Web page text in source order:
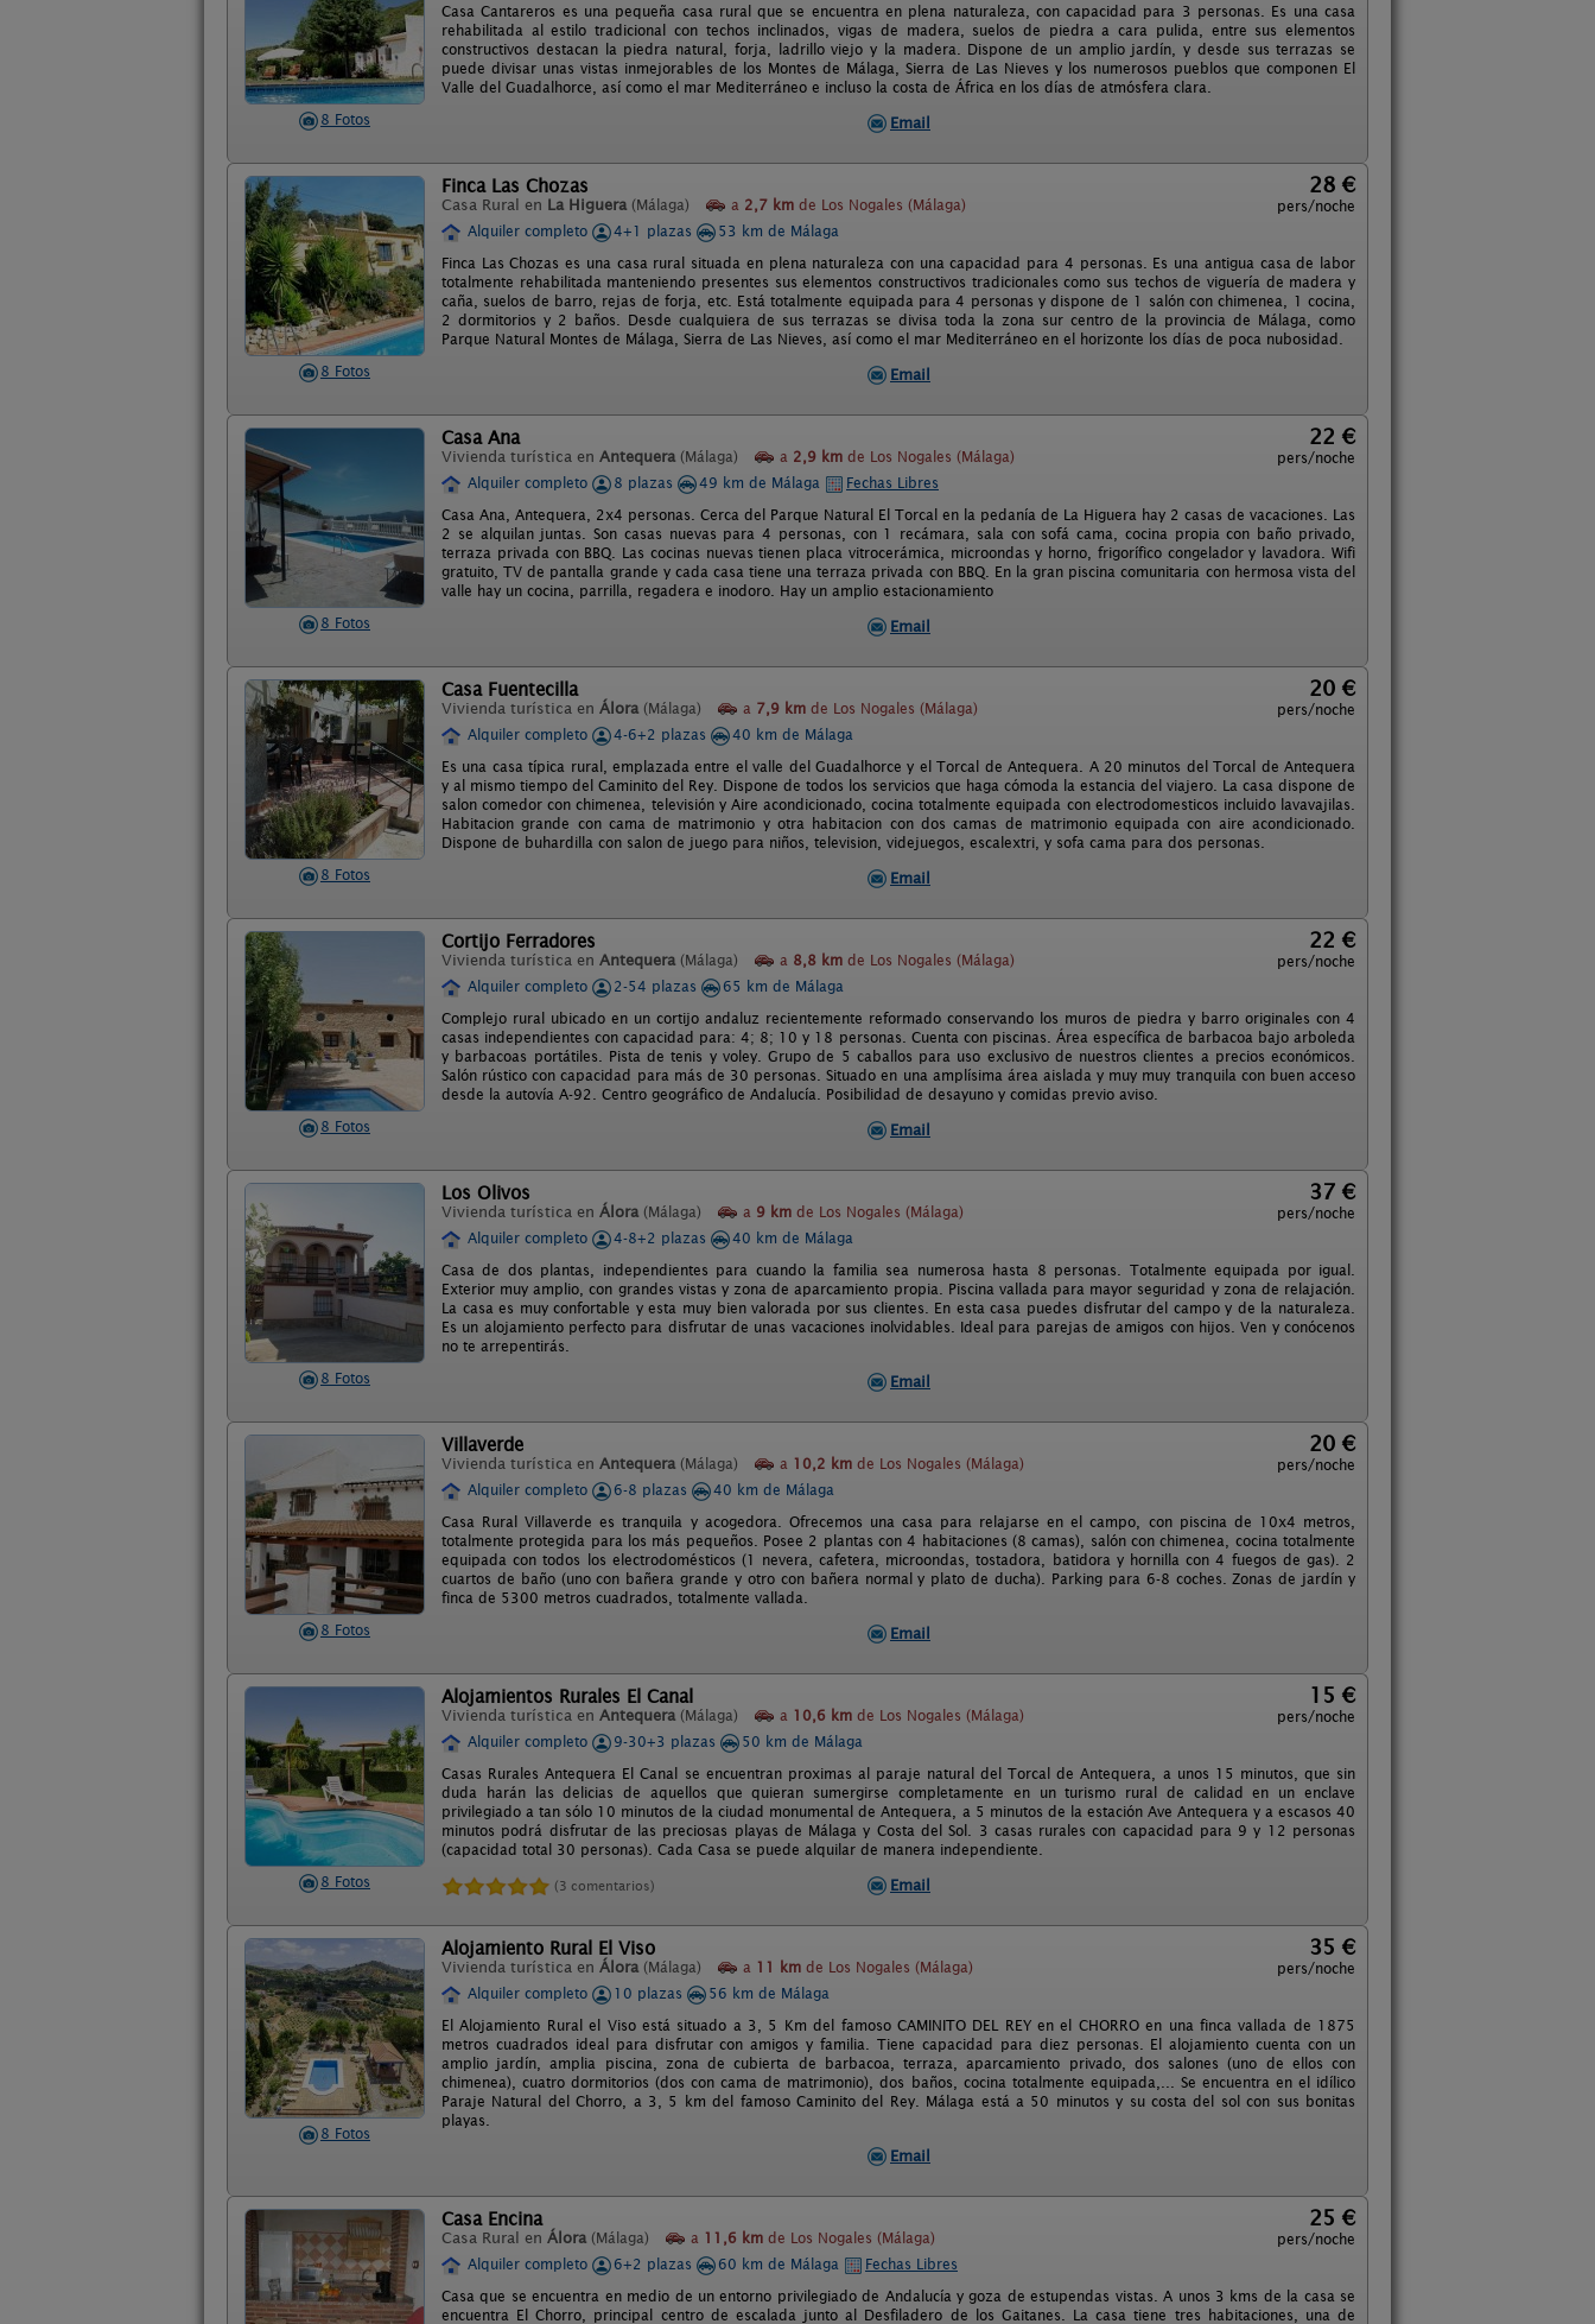
8 Fotos
Casa Cantareros es una pequeña casa rural que se encuentra en plena naturaleza, con capacidad para 3 personas. Es una casa
rehabilitada al estilo tradicional con techos inclinados, vigas de madera, suelos de piedra a cara pulida, entre sus elementos
constructivos destacan la piedra natural, forja, ladrillo viejo y la madera. Dispone de un amplio jardín, y desde sus terrazas se
puede divisar unas vistas inmejorables de los Montes de Málaga, Sierra de Las Nieves y los numerosos pueblos que componen El
Valle del Guadalhorce, así como el mar Mediterráneo e incluso la costa de África en los días de atmósfera clara.
Email
8 Fotos
Finca Las Chozas
Casa Rural en La Higuera (Málaga) a 2,7 km de Los Nogales (Málaga)
28 €
pers/noche
Alquiler completo
4+1 plazas
53 km de Málaga
Finca Las Chozas es una casa rural situada en plena naturaleza con una capacidad para 4 personas. Es una antigua casa de labor
totalmente rehabilitada manteniendo presentes sus elementos constructivos tradicionales como sus techos de viguería de madera y
caña, suelos de barro, rejas de forja, etc. Está totalmente equipada para 4 personas y dispone de 1 salón con chimenea, 1 cocina,
2 dormitorios y 2 baños. Desde cualquiera de sus terrazas se divisa toda la zona sur centro de la provincia de Málaga, como
Parque Natural Montes de Málaga, Sierra de Las Nieves, así como el mar Mediterráneo en el horizonte los días de poca nubosidad.
Email
8 Fotos
Casa Ana
Vivienda turística en Antequera (Málaga) a 2,9 km de Los Nogales (Málaga)
22 €
pers/noche
Alquiler completo
8 plazas 49 km de Málaga
Fechas Libres
Casa Ana, Antequera, 2x4 personas. Cerca del Parque Natural El Torcal en la pedanía de La Higuera hay 2 casas de vacaciones. Las
2 se alquilan juntas. Son casas nuevas para 4 personas, con 1 recámara, sala con sofá cama, cocina propia con baño privado,
terraza privada con BBQ. Las cocinas nuevas tienen placa vitrocerámica, microondas y horno, frigorífico congelador y lavadora. Wifi
gratuito, TV de pantalla grande y cada casa tiene una terraza privada con BBQ. En la gran piscina comunitaria con hermosa vista del
valle hay un cocina, parrilla, regadera e inodoro. Hay un amplio estacionamiento
Email
8 Fotos
Casa Fuentecilla
Vivienda turística en Álora (Málaga) a 7,9 km de Los Nogales (Málaga)
20 €
pers/noche
Alquiler completo
4-6+2 plazas
40 km de Málaga
Es una casa típica rural, emplazada entre el valle del Guadalhorce y el Torcal de Antequera. A 20 minutos del Torcal de Antequera
y al mismo tiempo del Caminito del Rey. Dispone de todos los servicios que haga cómoda la estancia del viajero. La casa dispone de
salon comedor con chimenea, televisión y Aire acondicionado, cocina totalmente equipada con electrodomesticos incluido lavavajilas.
Habitacion grande con cama de matrimonio y otra habitacion con dos camas de matrimonio equipada con aire acondicionado.
Dispone de buhardilla con salon de juego para niños, television, videjuegos, escalextri, y sofa cama para dos personas.
Email
8 Fotos
Cortijo Ferradores
Vivienda turística en Antequera (Málaga) a 8,8 km de Los Nogales (Málaga)
22 €
pers/noche
Alquiler completo
2-54 plazas
65 km de Málaga
Complejo rural ubicado en un cortijo andaluz recientemente reformado conservando los muros de piedra y barro originales con 4
casas independientes con capacidad para: 4; 8; 10 y 18 personas. Cuenta con piscinas. Área específica de barbacoa bajo arboleda
y barbacoas portátiles. Pista de tenis y voley. Grupo de 5 caballos para uso exclusivo de nuestros clientes a precios económicos.
Salón rústico con capacidad para más de 30 personas. Situado en una amplísima área aislada y muy muy tranquila con buen acceso
desde la autovía A-92. Centro geográfico de Andalucía. Posibilidad de desayuno y comidas previo aviso.
Email
8 Fotos
Los Olivos
Vivienda turística en Álora (Málaga) a 9 km de Los Nogales (Málaga)
37 €
pers/noche
Alquiler completo
4-8+2 plazas
40 km de Málaga
Casa de dos plantas, independientes para cuando la familia sea numerosa hasta 8 personas. Totalmente equipada por igual.
Exterior muy amplio, con grandes vistas y zona de aparcamiento propia. Piscina vallada para mayor seguridad y zona de relajación.
La casa es muy confortable y esta muy bien valorada por sus clientes. En esta casa puedes disfrutar del campo y de la naturaleza.
Es un alojamiento perfecto para disfrutar de unas vacaciones inolvidables. Ideal para parejas de amigos con hijos. Ven y conócenos
no te arrepentirás.
Email
8 Fotos
Villaverde
Vivienda turística en Antequera (Málaga) a 10,2 km de Los Nogales (Málaga)
20 €
pers/noche
Alquiler completo
6-8 plazas
40 km de Málaga
Casa Rural Villaverde es tranquila y acogedora. Ofrecemos una casa para relajarse en el campo, con piscina de 10x4 metros,
totalmente protegida para los más pequeños. Posee 2 plantas con 4 habitaciones (8 camas), salón con chimenea, cocina totalmente
equipada con todos los electrodomésticos (1 nevera, cafetera, microondas, tostadora, batidora y hornilla con 4 fuegos de gas). 2
cuartos de baño (uno con bañera grande y otro con bañera normal y plato de ducha). Parking para 6-8 coches. Zonas de jardín y
finca de 5300 metros cuadrados, totalmente vallada.
Email
8 Fotos
Alojamientos Rurales El Canal
Vivienda turística en Antequera (Málaga) a 10,6 km de Los Nogales (Málaga)
15 €
pers/noche
Alquiler completo
9-30+3 plazas
50 km de Málaga
Casas Rurales Antequera El Canal se encuentran proximas al paraje natural del Torcal de Antequera, a unos 15 minutos, que sin
duda harán las delicias de aquellos que quieran sumergirse completamente en un turismo rural de calidad en un enclave
privilegiado a tan sólo 10 minutos de la ciudad monumental de Antequera, a 5 minutos de la estación Ave Antequera y a escasos 40
minutos podrá disfrutar de las preciosas playas de Málaga y Costa del Sol. 3 casas rurales con capacidad para 9 y 12 personas
(capacidad total 30 personas). Cada Casa se puede alquilar de manera independiente.
(3 comentarios) Email
8 Fotos
Alojamiento Rural El Viso
Vivienda turística en Álora (Málaga) a 11 km de Los Nogales (Málaga)
35 €
pers/noche
Alquiler completo
10 plazas
56 km de Málaga
El Alojamiento Rural el Viso está situado a 3, 5 Km del famoso CAMINITO DEL REY en el CHORRO en una finca vallada de 1875
metros cuadrados ideal para disfrutar con amigos y familia. Tiene capacidad para diez personas. El alojamiento cuenta con un
amplio jardín, amplia piscina, zona de cubierta de barbacoa, terraza, aparcamiento privado, dos salones (uno de ellos con
chimenea), cuatro dormitorios (dos con cama de matrimonio), dos baños, cocina totalmente equipada,... Se encuentra en el idílico
Paraje Natural del Chorro, a 3, 5 km del famoso Caminito del Rey. Málaga está a 50 minutos y su costa del sol con sus bonitas
playas.
Email
Casa Encina
Casa Rural en Álora (Málaga) a 11,6 km de Los Nogales (Málaga)
25 €
pers/noche
Alquiler completo
6+2 plazas 60 km de Málaga
Fechas Libres
Casa que se encuentra en medio de un entorno privilegiado de Andalucía y goza de estupendas vistas. A unos 3 kms de la casa se
encuentra El Chorro, principal centro de escalada junto al Desfiladero de los Gaitanes. La casa tiene tres habitaciones, una de